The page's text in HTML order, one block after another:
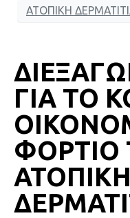
ΑΤΟΠΙΚΗ
ΓΙΑ ΤΟ
ΦΟΡΤΙΟ